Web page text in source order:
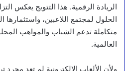
الريادة الرقمية. هذا التتويج يعكس
الحلول لمجتمع اللاعبين، واستثمارها
متكاملة تدعم الشباب والمواهب
العالمية.
ولأن الألعاب الإلكترونية لم تعد